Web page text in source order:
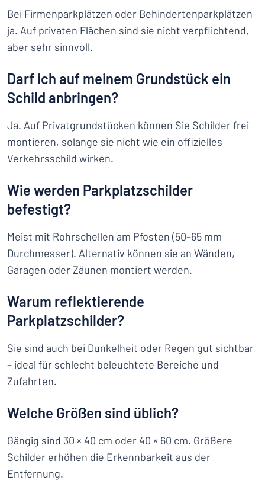
Bei Firmenparkplätzen oder Behindertenparkplätzen
ja. Auf privaten Flächen sind sie nicht verpflichtend,
aber sehr sinnvoll.
Darf ich auf meinem Grundstück ein
Schild anbringen?
Ja. Auf Privatgrundstücken können Sie Schilder frei
montieren, solange sie nicht wie ein offizielles
Verkehrsschild wirken.
Wie werden Parkplatzschilder
befestigt?
Meist mit Rohrschellen am Pfosten (50–65 mm
Durchmesser). Alternativ können sie an Wänden,
Garagen oder Zäunen montiert werden.
Warum reflektierende
Parkplatzschilder?
Sie sind auch bei Dunkelheit oder Regen gut sichtbar
– ideal für schlecht beleuchtete Bereiche und
Zufahrten.
Welche Größen sind üblich?
Gängig sind 30 × 40 cm oder 40 × 60 cm. Größere
Schilder erhöhen die Erkennbarkeit aus der
Entfernung.